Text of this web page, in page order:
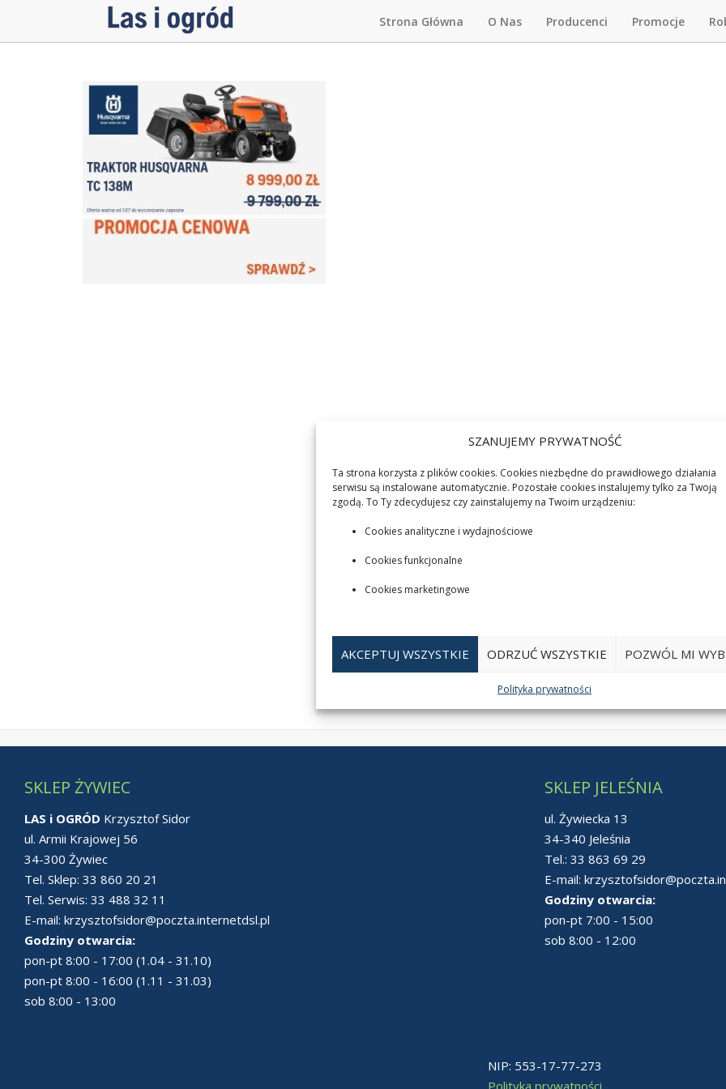
SZANUJEMY PRYWATNOŚĆ
Ta strona korzysta z plików cookies. Cookies niezbędne do prawidłowego działania
serwisu są instalowane automatycznie. Pozostałe cookies instalujemy tylko za Twoją
zgodą. To Ty zdecydujesz czy zainstalujemy na Twoim urządzeniu:
Cookies analityczne i wydajnościowe
Cookies funkcjonalne
Cookies marketingowe
AKCEPTUJ WSZYSTKIE ODRZUĆ WSZYSTKIE POZWÓL MI
Polityka prywatności
Strona Główna O Nas Producenci Promocje
SKLEP ŻYWIEC
LAS i OGRÓD Krzysztof Sidor
ul. Armii Krajowej 56
34-300 Żywiec
Tel. Sklep: 33 860 20 21
Tel. Serwis: 33 488 32 11
E-mail: krzysztofsidor@poczta.internetdsl.pl
Godziny otwarcia:
pon-pt 8:00 - 17:00 (1.04 - 31.10)
pon-pt 8:00 - 16:00 (1.11 - 31.03)
sob 8:00 - 13:00
SKLEP JELEŚNIA
ul. Żywiecka 13
34-340 Jeleśnia
Tel.: 33 863 69 29
E-mail:
Godziny otwarcia:
pon-pt 7:00 - 15:00
sob 8:00 - 12:00
NIP: 553-17-77-273
Polityka prywatności